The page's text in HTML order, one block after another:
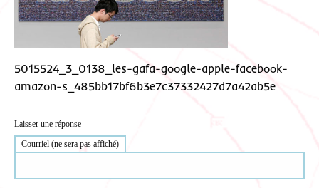
5015524_3_0138_les-gafa-google-apple-facebook-
amazon-s_485bb17bf6b3e7c37332427d7a42ab5e
Laisser une réponse
Courriel (ne sera pas affiché)